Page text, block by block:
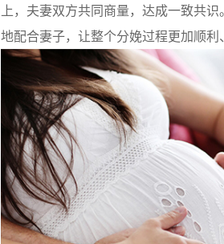
上，夫妻双方共同商量，达成一致共
地配合妻子，让整个分娩过程更加顺利